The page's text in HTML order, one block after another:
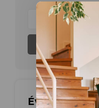
S'abonner
Évaluations